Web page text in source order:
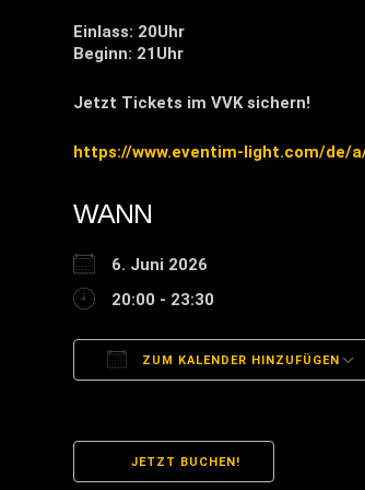
Einlass: 20Uhr
Beginn: 21Uhr
Jetzt Tickets im VVK sichern!
https://www.eventim-light.com/de/
WANN
6. Juni 2026
20:00 - 23:30
ZUM KALENDER HINZUFÜGEN
JETZT BUCHEN!